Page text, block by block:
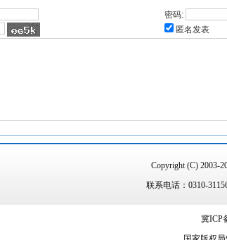
密码:
匿名发表
Copyright (C) 2003-
联系电话：0310-
冀ICP